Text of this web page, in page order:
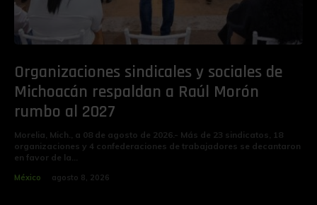
Organizaciones sindicales y sociales de
Michoacán respaldan a Raúl Morón
rumbo al 2027
Morelia, Mich., a 08 de agosto de 2026.- Más de 23 sindicatos, 18
organizaciones y 4 confederaciones de trabajadores se decantaron
en favor de la...
México agosto 8, 2026